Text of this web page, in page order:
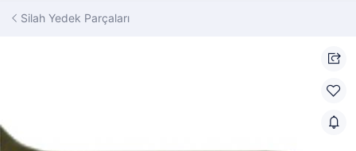
Silah Yedek Parçaları